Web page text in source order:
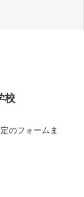
校
のフォームま